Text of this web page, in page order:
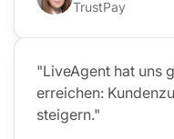
TrustPay
"LiveAgent hat uns
erreichen:
steigern."